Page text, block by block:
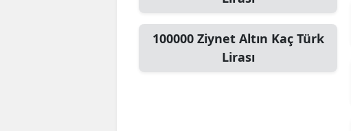
100000 Ziynet Altın Kaç Türk
Lirası